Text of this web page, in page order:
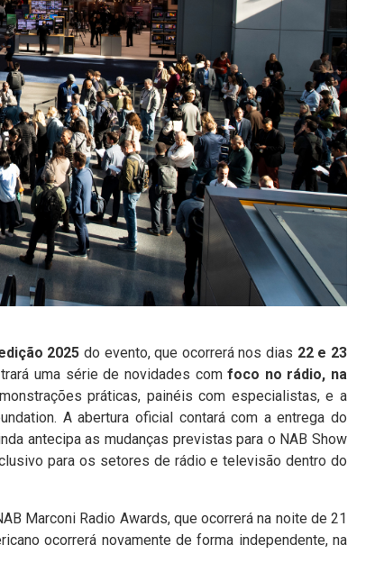
2025 do evento, que ocorrerá nos dias 22 e 23
uma série de novidades comfoco no rádio, na
práticas, painéis com especialistas, e a
A abertura oficial contará com a entrega do
antecipa as mudanças previstas para o NAB Show
para os setores de rádio e televisão dentro do
Marconi Radio Awards, que ocorrerá na noite de 21
ocorrerá novamente de forma independente, na